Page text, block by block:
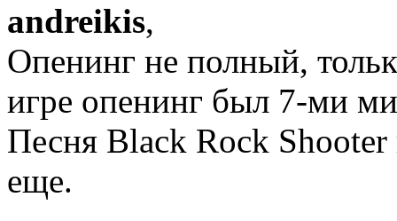
andreikis,
Опенинг не полный,
игре опенинг был 7-ми
Песня Black Rock
еще.